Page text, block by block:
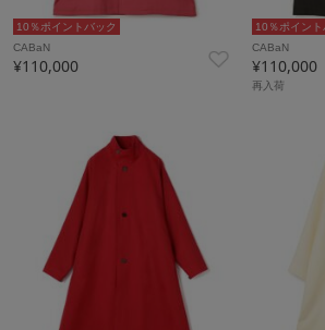
10％ポイントバック
CABaN
¥110,000
10％ポイント
CABaN
¥110,000
再入荷